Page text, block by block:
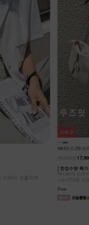
NK62-JS-2/폴
캐주얼 노카라
가볍게 툭- 걸
Free
리뷰 3